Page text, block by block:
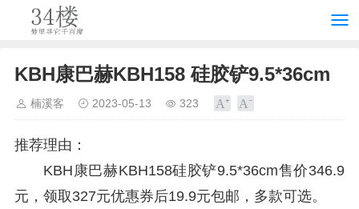
KBH康巴赫KBH158 硅胶铲9.5*36cm
楠溪客 2023-05-13 323
推荐理由：
KBH康巴赫KBH158硅胶铲9.5*36cm售价346.9
元，领取327元优惠券后19.9元包邮，多款可选。